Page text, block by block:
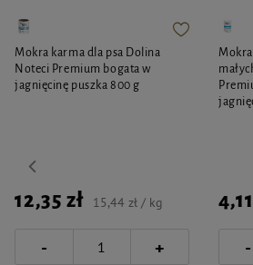
Mokra karma dla psa Dolina
Noteci Premium bogata w
jagnięcinę puszka 800 g
12,35 zł 15,44 zł / kg
- + -